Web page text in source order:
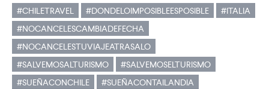
#CHILETRAVEL #DONDELOIMPOSIBLEESPOSIBLE
#ITALIA
#NOCANCELESCAMBIADEFECHA
#NOCANCELESTUVIAJEATRASALO
#SALVEMOSALTURISMO
#SALVEMOSELTURISMO
#SUEÑACONCHILE
#SUEÑACONTAILANDIA